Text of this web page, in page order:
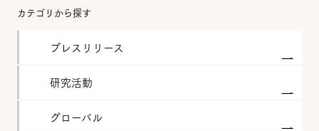
カテゴリから探す
プレスリリース
研究活動
グローバル